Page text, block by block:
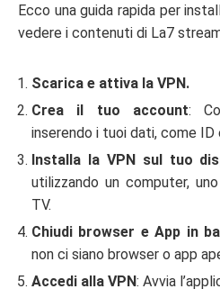
Ecco una guida rapida per
vedere i contenuti di La7
Scarica e attiva la VPN.
Crea il tuo account:
inserendo i tuoi dati, come ID
Installa la VPN sul tuo
utilizzando un computer,
TV.
Chiudi browser e App in
non ci siano browser o app
Accedi alla VPN: Avvia